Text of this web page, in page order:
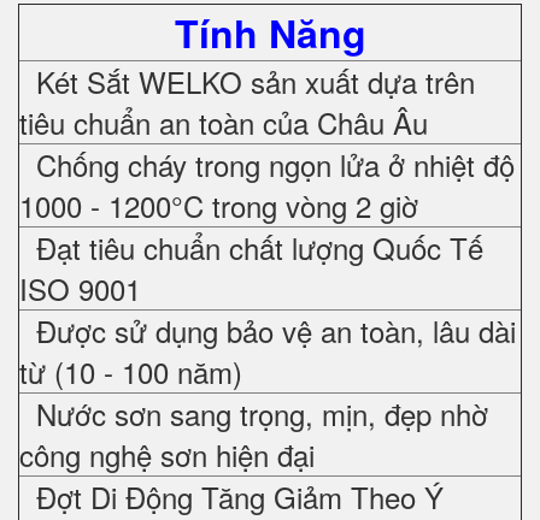
Tính Năng
Két Sắt WELKO sản xuất dựa trên
tiêu chuẩn an toàn của Châu Âu
Chống cháy trong ngọn lửa ở nhiệt độ
1000 - 1200°C trong vòng 2 giờ
Đạt tiêu chuẩn chất lượng Quốc Tế
ISO 9001
Được sử dụng bảo vệ an toàn, lâu dài
từ (10 - 100 năm)
Nước sơn sang trọng, mịn, đẹp nhờ
công nghệ sơn hiện đại
Đợt Di Động Tăng Giảm Theo Ý